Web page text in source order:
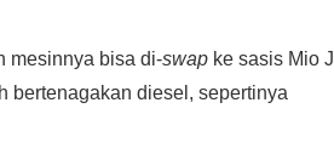
mesinnya bisa di-swap ke sasis Mio J
bertenagakan diesel, sepertinya